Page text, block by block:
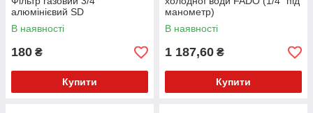
алюмінієвий SD
В наявності
180 ₴
Купити
манометр)
В наявності
1 187,60 ₴
Купити